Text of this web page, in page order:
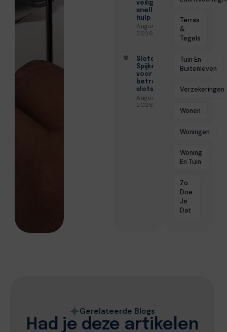
veilige en
snelle
hulp
Augustus 6,
2026
Slotenmaker
Spijkenisse
voor
betrouwbare
slotservice
Augustus 3,
2026
Terras
&
Tegels
Tuin En
Buitenleven
Verzekeringen
Wonen
Woningen
Woning
En Tuin
Zo
Doe
Je
Dat
Gerelateerde Blogs
Had je deze artikelen